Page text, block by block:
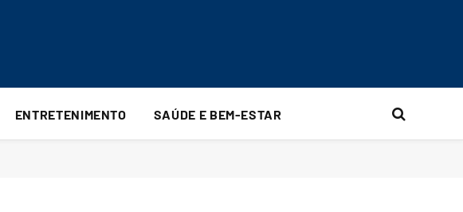
ENTRETENIMENTO SAÚDE E BEM-ESTAR